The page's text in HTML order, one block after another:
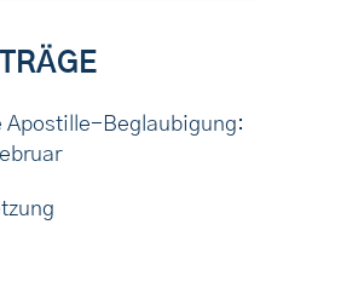
Apostille-Beglaubigung: